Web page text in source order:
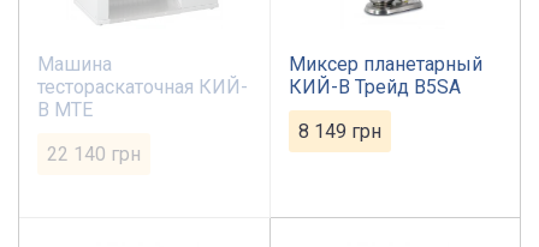
Машина
тестораскаточная КИЙ-
В МТЕ
22 140 грн
Миксер планетарный
КИЙ-В Трейд B5SA
8 149 грн